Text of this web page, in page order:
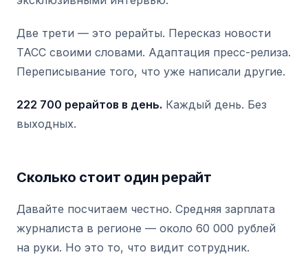
Две трети — это рерайты. Пересказ новости
ТАСС своими словами. Адаптация пресс-релиза.
Переписывание того, что уже написали другие.
222 700 рерайтов в день. Каждый день. Без
выходных.
Сколько стоит один рерайт
Давайте посчитаем честно. Средняя зарплата
журналиста в регионе — около 60 000 рублей
на руки. Но это то, что видит сотрудник.